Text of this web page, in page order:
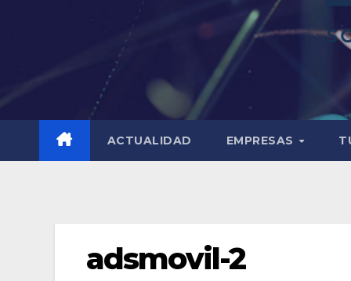
ACTUALIDAD EMPRESAS
adsmovil-2